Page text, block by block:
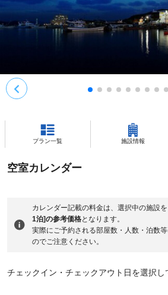
プラン一覧 施設情報
空室カレンダー
カレンダー記載の料金は、選択中の施設
1泊]の参考価格となります。
実際にご予約される部屋数・人数・泊数
のでご注意ください。
チェックイン・チェックアウト日を選択し